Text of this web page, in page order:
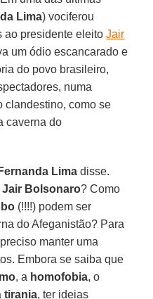
Lima) vociferou
ao presidente eleitoJair
um ódio escancarado e
do povo brasileiro,
numa
clandestino, como se
caverna do
Fernanda Lima disse.
Jair Bolsonaro? Como
(!!!!) podem ser
do Afeganistão? Para
manter uma
Embora se saiba que
, a homofobia, o
tirania, ter ideias